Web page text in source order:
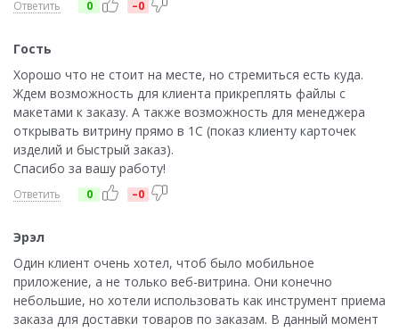
Ответить 0 –0
Гость
Хорошо что не стоит на месте, но стремиться есть куда.
Ждем возможность для клиента прикреплять файлы с
макетами к заказу. А также возможность для менеджера
открывать витрину прямо в 1С (показ клиенту карточек
изделий и быстрый заказ).
Спасибо за вашу работу!
Ответить 0 –0
Эрэл
Один клиент очень хотел, чтоб было мобильное
приложение, а не только веб-витрина. Они конечно
небольшие, но хотели использовать как инструмент приема
заказа для доставки товаров по заказам. В данный момент